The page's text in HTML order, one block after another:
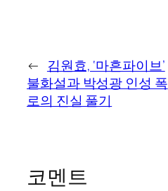
← 김원효, ‘마흔파이브’
불화설과 박성광 인성 폭
로의 진실 풀기
코멘트